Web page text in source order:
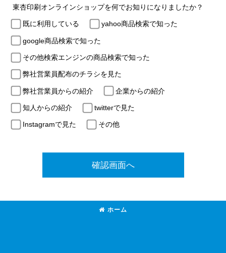
東杏印刷オンラインショップを何でお知りになりましたか？
既に利用している yahoo商品検索で知った
google商品検索で知った
その他検索エンジンの商品検索で知った
弊社営業員配布のチラシを見た
弊社営業員からの紹介 企業からの紹介
知人からの紹介 twitterで見た
Instagramで見た その他
確認画面へ
ホーム